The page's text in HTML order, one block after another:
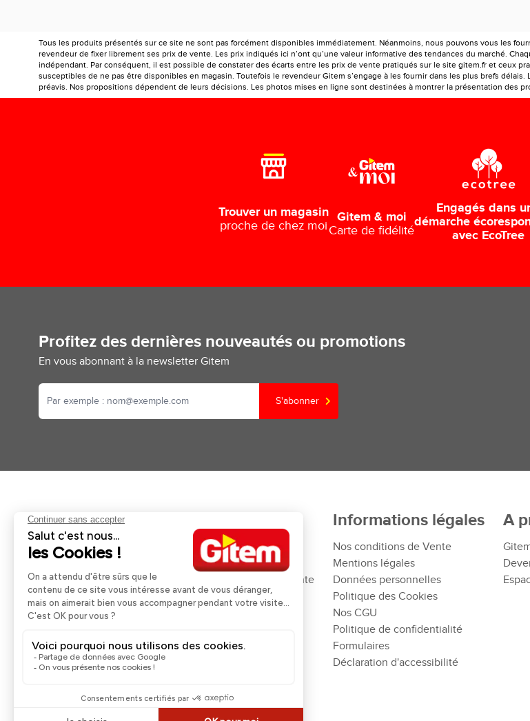
Tous les produits présentés sur ce site ne sont pas forcément disponibles immédiatement. Néanmoins, nous pouvons vous les
revendeur de fixer librement ses prix de vente. Les prix indiqués ici n’ont qu’une valeur informative des tendances du marché.
indépendant. Par conséquent, il est possible de constater des écarts entre les prix de vente pratiqués sur le site gitem.fr et ceux
susceptibles de ne pas être disponibles en magasin. Toutefois le revendeur Gitem s’engage à les fournir dans les plus brefs
préavis. Nos propositions dépendent de leurs décisions. Les photos mises en ligne sont destinées à montrer la présentation des
Trouver un magasin
proche de chez moi
Gitem & moi
Carte de fidélité
Engagés dans
démarche
avec EcoTree
Profitez des dernières nouveautés ou promotions
En vous abonnant à la newsletter Gitem
S'abonner
Aides et informations
Retour et remboursement
Nos guides d'achat
Livraison et retrait
Rappels Produits
Une question ?
Contactez-nous
Pose et services
Financement
Service Après Vente
Informations légales
Nos conditions de Vente
Mentions légales
Données personnelles
Politique des Cookies
Nos CGU
Politique de confidentialité
Formulaires
Déclaration d'accessibilité
A